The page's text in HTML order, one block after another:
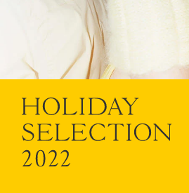
SHOP LIST
OUR PHILOSOPHY
CUSTOMER SERVICE
JOURNAL